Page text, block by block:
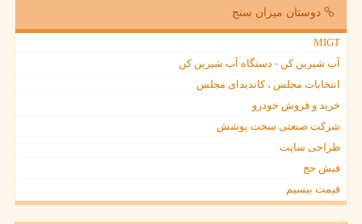
دوستان میزان سنج
MIGT
آب شیرین کن - دستگاه آب شیرین کن
انتخابات مجلس ، کاندیدای مجلس
خرید و فروش خودرو
شرکت صنعتی سخت پوشش
طراحی سایت
فیش حج
قیمت بیسیم